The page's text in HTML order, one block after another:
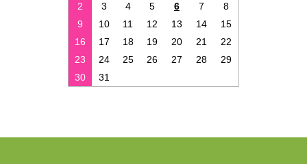
2
3 4 5 6 7
8
9
10 11 12 13 14
15
16
17 18 19 20 21
22
23
24 25 26 27 28
29
30
31